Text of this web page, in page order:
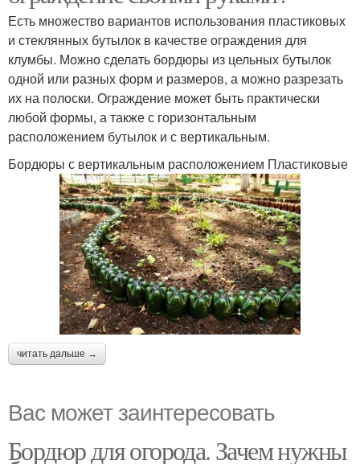
Есть множество вариантов использования пластиковых
и стеклянных бутылок в качестве ограждения для
клумбы. Можно сделать бордюры из цельных бутылок
одной или разных форм и размеров, а можно разрезать
их на полоски. Ограждение может быть практически
любой формы, а также с горизонтальным
расположением бутылок и с вертикальным.
Бордюры с вертикальным расположением Пластиковые
читать дальше →
Вас может заинтересовать
Бордюр для огорода. Зачем нужны